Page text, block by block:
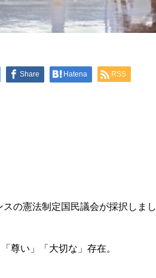
Share Hatena RSS
の憲法制定国民議会が採択しまし
尊い」「大切な」存在。